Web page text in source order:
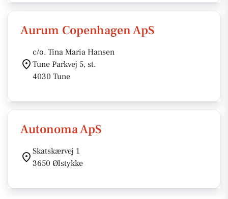
Aurum Copenhagen ApS
c/o. Tina Maria Hansen
Tune Parkvej 5, st.
4030 Tune
Autonoma ApS
Skatskærvej 1
3650 Ølstykke